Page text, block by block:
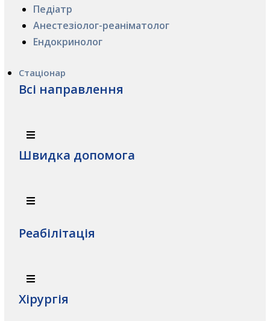
Педіатр
Анестезіолог-реаніматолог
Ендокринолог
Стаціонар
Всі направлення
Швидка допомога
Реабілітація
Хірургія